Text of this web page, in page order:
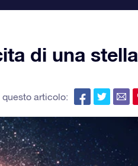
di una stella
articolo: